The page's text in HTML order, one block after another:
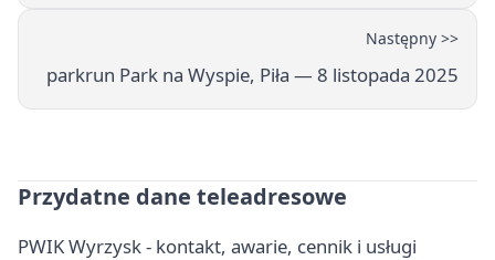
Następny >>
parkrun Park na Wyspie, Piła — 8 listopada 2025
Przydatne dane teleadresowe
PWIK Wyrzysk - kontakt, awarie, cennik i usługi